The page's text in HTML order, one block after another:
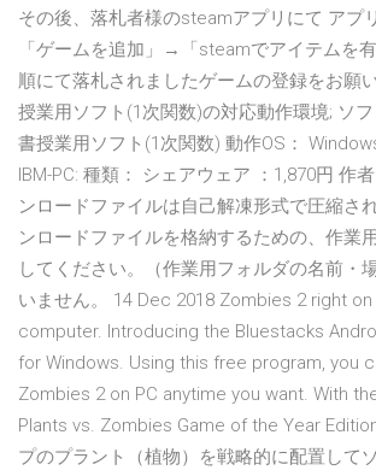
その後、落札者様のsteamアプリにて アプ
「ゲームを追加」→「steamでアイテムを
順にて落札されましたゲームの登録をお願
授業用ソフト(1次関数)の対応動作環境; ソ
書授業用ソフト(1次関数) 動作OS：
IBM-PC: 種類： シェアウェア ：1,870円 作
ンロードファイルは自己解凍形式で圧縮さ
ンロードファイルを格納するための、作業
してください。（作業用フォルダの名前・
いません。 14 Dec 2018 Zombies 2 right
computer. Introducing the Bluestacks
for Windows. Using this free program, you
Zombies 2 on PC anytime you want. With
Plants vs. Zombies Game of the Year
プのプラント（植物）を戦略的に配置して